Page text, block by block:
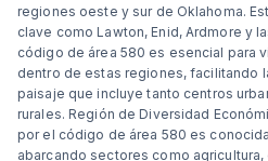
regiones oeste y sur de Oklahoma.
clave como Lawton, Enid, Ardmore y
código de área 580 es esencial para
dentro de estas regiones, facilitando
paisaje que incluye tanto centros
rurales. Región de Diversidad
por el código de área 580 es
abarcando sectores como